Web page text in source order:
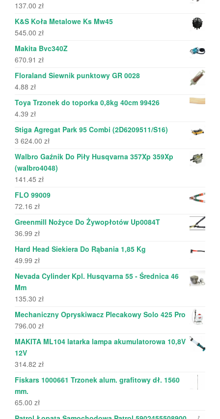
137.00 zł
K&S Koła Metalowe Ks Mw45
545.00 zł
Makita Bvc340Z
670.91 zł
Floraland Siewnik punktowy GR 0028
4.88 zł
Toya Trzonek do toporka 0,8kg 40cm 99426
4.39 zł
Stiga Agregat Park 95 Combi (2D6209511/S16)
3 624.00 zł
Walbro Gaźnik Do Piły Husqvarna 357Xp 359Xp
(walbro4048)
141.45 zł
FLO 99009
72.16 zł
Greenmill Nożyce Do Żywopłotów Up0084T
36.99 zł
Hard Head Siekiera Do Rąbania 1,85 Kg
49.99 zł
Nevada Cylinder Kpl. Husqvarna 55 - Średnica 46
Mm
135.30 zł
Mechaniczny Opryskiwacz Plecakowy Solo 425 Pro
796.00 zł
MAKITA ML104 latarka lampa akumulatorowa 10,8V
12V
314.82 zł
Fiskars 1000661 Trzonek alum. grafitowy dł. 1560
mm.
65.00 zł